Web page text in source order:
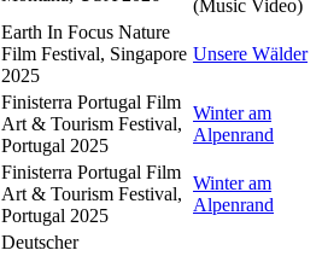
(Music Video)
Earth In Focus Nature
Film Festival, Singapore
2025
Unsere Wälder
Finisterra Portugal Film
Art & Tourism Festival,
Portugal 2025
Winter am
Alpenrand
Finisterra Portugal Film
Art & Tourism Festival,
Portugal 2025
Winter am
Alpenrand
Deutscher